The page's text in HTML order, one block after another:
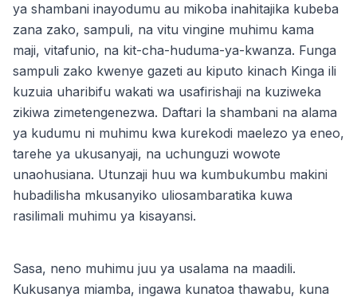
ya shambani inayodumu au mikoba inahitajika kubeba
zana zako, sampuli, na vitu vingine muhimu kama
maji, vitafunio, na kit-cha-huduma-ya-kwanza. Funga
sampuli zako kwenye gazeti au kiputo kinach Kinga ili
kuzuia uharibifu wakati wa usafirishaji na kuziweka
zikiwa zimetengenezwa. Daftari la shambani na alama
ya kudumu ni muhimu kwa kurekodi maelezo ya eneo,
tarehe ya ukusanyaji, na uchunguzi wowote
unaohusiana. Utunzaji huu wa kumbukumbu makini
hubadilisha mkusanyiko uliosambaratika kuwa
rasilimali muhimu ya kisayansi.
Sasa, neno muhimu juu ya usalama na maadili.
Kukusanya miamba, ingawa kunatoa thawabu, kuna